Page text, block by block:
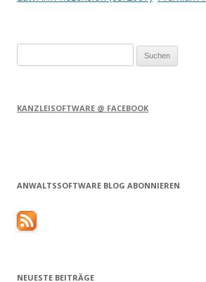
nach:
KANZLEISOFTWARE @ FACEBOOK
ANWALTSSOFTWARE BLOG ABONNIEREN
NEUESTE BEITRÄGE